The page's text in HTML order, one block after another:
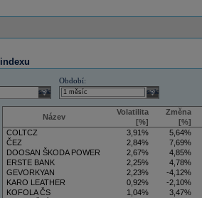
select
Období:
select
Název
Volatilita
[%]
Změna
[%]
COLTCZ
3,91%
5,64%
ČEZ
2,84%
7,69%
DOOSAN ŠKODA POWER
2,67%
4,85%
ERSTE BANK
2,25%
4,78%
GEVORKYAN
2,23%
-4,12%
KARO LEATHER
0,92%
-2,10%
KOFOLA ČS
1,04%
3,47%